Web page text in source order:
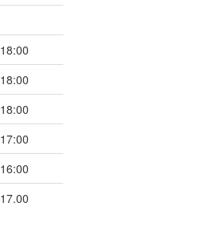
18:00
18:00
18:00
17:00
16:00
17.00